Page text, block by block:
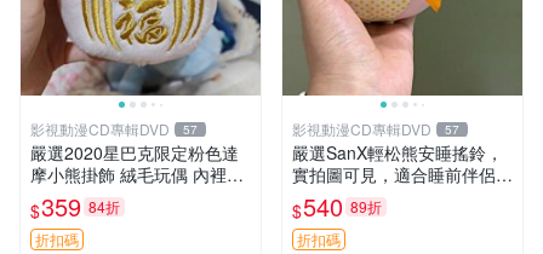
影視動漫CD專輯DVD 57
嚴選2020星巴克限定粉色達
摩小熊掛飾 絨毛玩偶 內裡小
熊 可愛 御用伴侶 默認微暇
售後自理 小熊掛飾 星巴克 限
量版
$359 84折
折扣碼
影視動漫CD專輯DVD 57
嚴選SanX輕松熊安睡搖鈴，
實拍圖可見，適合睡前伴侶，
Picks安撫好物 0325 懸吊 電
腦
$540 89折
折扣碼